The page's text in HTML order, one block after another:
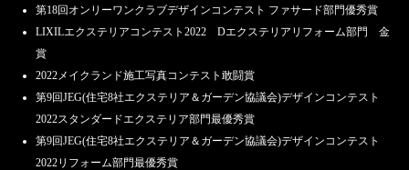
第18回オンリーワンクラブデザインコンテスト ファサード部門優秀賞
LIXILエクステリアコンテスト2022 Dエクステリアリフォーム部門 金
賞
2022メイクランド施工写真コンテスト敢闘賞
第9回JEG(住宅8社エクステリア＆ガーデン協議会)デザインコンテスト
2022スタンダードエクステリア部門最優秀賞
第9回JEG(住宅8社エクステリア＆ガーデン協議会)デザインコンテスト
2022リフォーム部門最優秀賞